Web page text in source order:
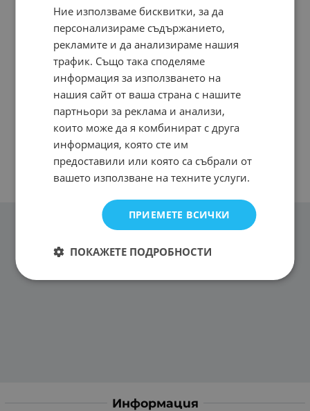
Информация
Ние използваме бисквитки, за да
персонализираме съдържанието,
рекламите и да анализираме нашия
трафик. Също така споделяме
информация за използването на
нашия сайт от ваша страна с нашите
партньори за реклама и анализи,
които може да я комбинират с друга
информация, която сте им
предоставили или която са събрали от
вашето използване на техните услуги.
ПРИЕМЕТЕ ВСИЧКИ
ПОКАЖЕТЕ ПОДРОБНОСТИ